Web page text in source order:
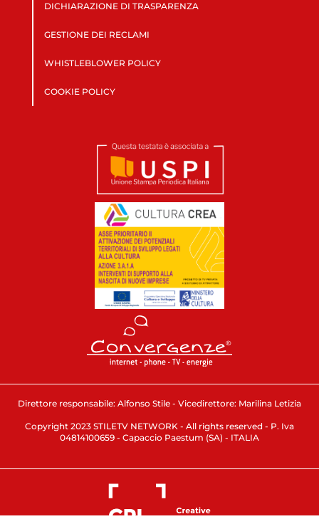
DICHIARAZIONE DI TRASPARENZA
GESTIONE DEI RECLAMI
WHISTLEBLOWER POLICY
COOKIE POLICY
Direttore responsabile: Alfonso Stile - Vicedirettore: Marilina Letizia
Copyright 2023 STILETV NETWORK - All rights reserved - P. Iva
04814100659 - Capaccio Paestum (SA) - ITALIA